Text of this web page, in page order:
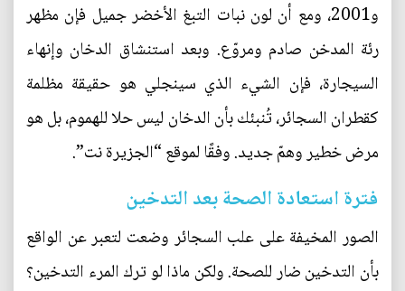
و2001، ومع أن لون نبات التبغ الأخضر جميل فإن مظهر
رئة المدخن صادم ومروّع. وبعد استنشاق الدخان وإنهاء
السيجارة، فإن الشيء الذي سينجلي هو حقيقة مظلمة
كقطران السجائر، تُنبئك بأن الدخان ليس حلا للهموم، بل هو
مرض خطير وهمّ جديد. وفقًا لموقع “الجزيرة نت”.
فترة استعادة الصحة بعد التدخين
الصور المخيفة على علب السجائر وضعت لتعبر عن الواقع
بأن التدخين ضار للصحة. ولكن ماذا لو ترك المرء التدخين؟